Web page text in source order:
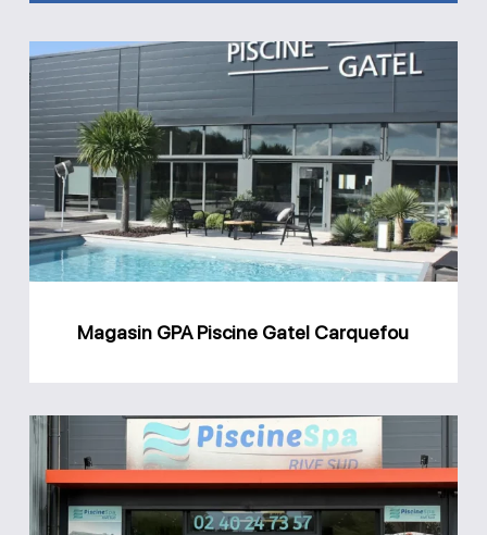
Magasin
Piscine
Gatel
Carquefou
Magasin GPA Piscine Gatel Carquefou
Magasin
Rive
Sud